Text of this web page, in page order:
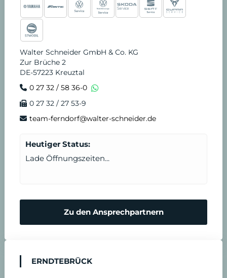
Walter Schneider GmbH & Co. KG
Zur Brüche 2
DE-57223 Kreuztal
0 27 32 / 58 36-0
0 27 32 / 27 53-9
team-ferndorf@walter-schneider.de
Heutiger Status:
Lade Öffnungszeiten...
Zu den Ansprechpartnern
ERNDTEBRÜCK